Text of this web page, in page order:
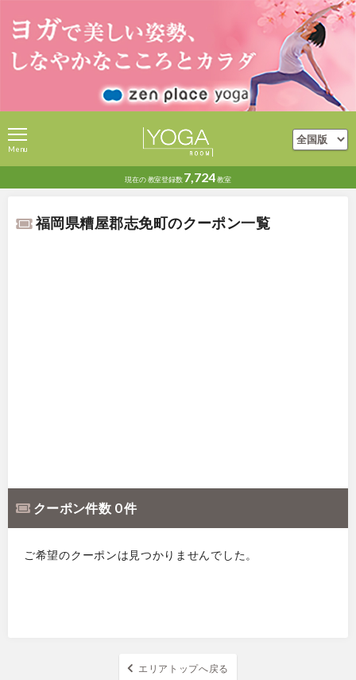
現在の教室登録数 7,724教室
Menu
福岡県糟屋郡志免町のクーポン一覧
クーポン件数 0 件
ご希望のクーポンは見つかりませんでした。
エリアトップへ戻る